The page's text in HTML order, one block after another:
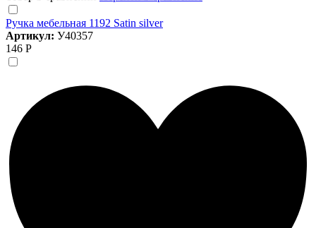
Ручка мебельная 1192 Satin silver
Артикул: У40357
146 Р